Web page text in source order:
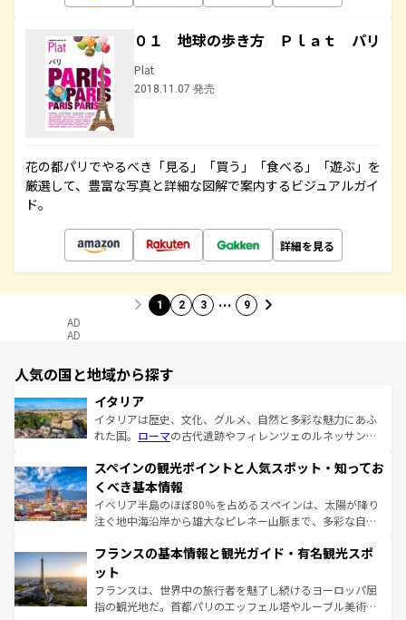
０１ 地球の歩き方 Ｐｌａｔ パリ
Plat
2018.11.07 発売
花の都パリでやるべき「見る」「買う」「食べる」「遊ぶ」を
厳選して、豊富な写真と詳細な図解で案内するビジュアルガイ
ド。
詳細を見る
1 2 3 … 9
AD
AD
人気の国と地域から探す
イタリア
イタリアは歴史、文化、グルメ、自然と多彩な魅力にあふ
れた国。 ローマの古代遺跡やフィレンツェのルネッサンス
ろん、トスカーナの美しい田園風景やアマルフィ海岸の絶
景など、自然景観も見逃せない。観光の合間には、本場の
ピザやパスタなど、絶品のイタリア料理を堪能することも
できる。朝目覚めてから夜眠るまで、すべての瞬間を楽し
なお、新着のイタリア情報はコンテンツ一覧を参照してほ
しい。
スペインの観光ポイントと人気スポット・知ってお
くべき基本情報
イベリア半島のほぼ80％を占めるスペインは、太陽が降り
注ぐ地中海沿岸から雄大なピレネー山脈まで、多彩な自然
文化が根付くこの国では、情熱的なフラメンコ、熱気あふ
れる闘牛、そして美味しいタパスが生活の一部となってい
る。首都マドリードの洗練された雰囲気や、バルセロナの
アートに溢れた街角から、地方では古代ローマ遺跡や中世
フランスの基本情報と観光ガイド・有名観光スポ
ット
フランスは、世界中の旅行者を魅了し続けるヨーロッパ屈
指の観光地だ。首都パリのエッフェル塔やルーブル美術館